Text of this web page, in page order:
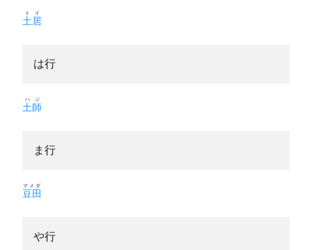
土居
トイ
は行
土師
ハジ
ま行
豆田
マメダ
や行